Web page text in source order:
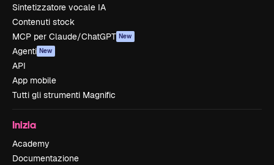
Sintetizzatore vocale IA
Contenuti stock
MCP per Claude/ChatGPT New
Agenti New
API
App mobile
Tutti gli strumenti Magnific
Inizia
Academy
Documentazione